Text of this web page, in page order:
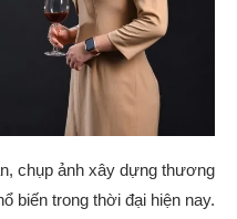
chụp ảnh xây dựng thương
biến trong thời đại hiện nay.